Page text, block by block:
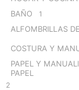
BAÑO 1
ALFOMBRILLAS
COSTURA Y
PAPEL Y
PAPEL
2